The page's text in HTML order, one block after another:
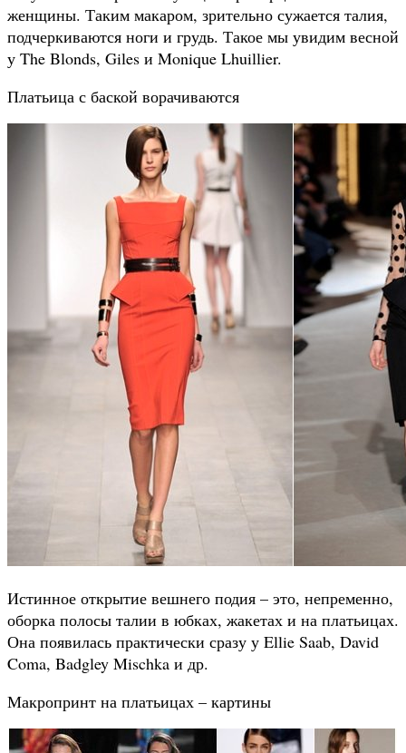
женщины. Таким макаром, зрительно сужается талия,
подчеркиваются ноги и грудь. Такое мы увидим весной
у The Blonds, Giles и Monique Lhuillier.
Платьица с баской ворачиваются
Истинное открытие вешнего подия – это, непременно,
оборка полосы талии в юбках, жакетах и на платьицах.
Она появилась практически сразу у Ellie Saab, David
Coma, Badgley Mischka и др.
Макропринт на платьицах – картины